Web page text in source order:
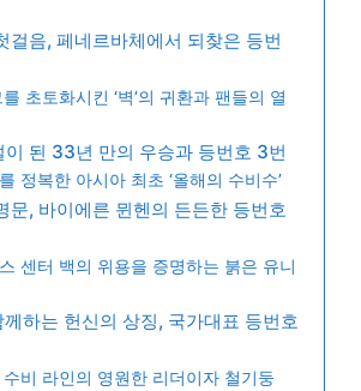
걸음, 페네르바체에서 되찾은 등번
초토화시킨 ‘벽’의 귀환과 팬들의 열
이 된 33년 만의 우승과 등번호 3번
정복한 아시아 최초 ‘올해의 수비수’
문, 바이에른 뮌헨의 든든한 등번호
센터 백의 위용을 증명하는 붉은 유니
하는 헌신의 상징, 국가대표 등번호
비 라인의 영원한 리더이자 철기둥